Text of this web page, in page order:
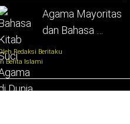
Agama Mayoritas
dan Bahasa …
Redaksi Beritaku
Berita Islami